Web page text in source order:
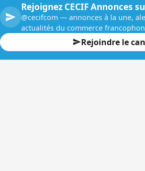
Rejoignez CECIF Annonces
@cecifcom — annonces à la une,
actualités du commerce
Rejoindre le